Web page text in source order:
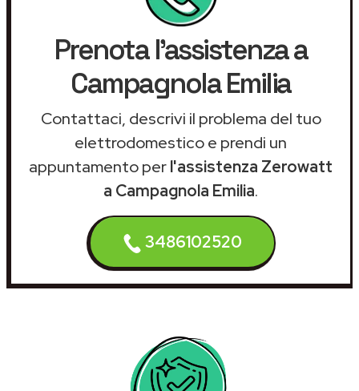
Prenota l'assistenza a
Campagnola Emilia
Contattaci, descrivi il problema del tuo
elettrodomestico e prendi un
appuntamento perl'assistenza Zerowatt
a Campagnola Emilia.
3486102520